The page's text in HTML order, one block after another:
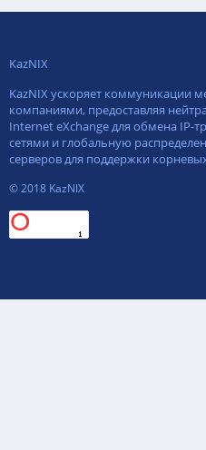
KazNIX
KazNIX ускоряет коммуникации
компаниями, предоставляя
Internet eXchange для обмена IP-
сетями и глобальную
серверов для поддержки
© 2018 KazNIX